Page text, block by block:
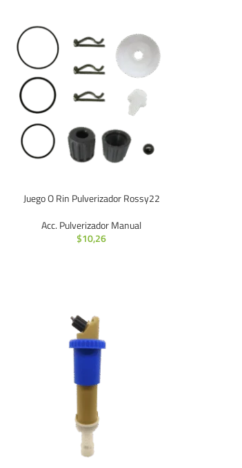
Juego O Rin Pulverizador Rossy22
Acc. Pulverizador Manual
$10,26